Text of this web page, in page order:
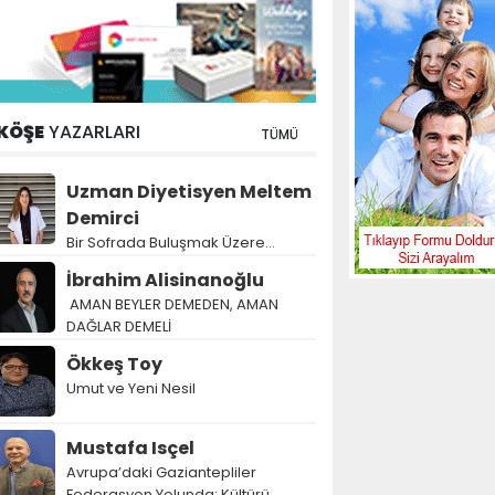
YAZARLARI TÜMÜ
Uzman Diyetisyen Meltem
Demirci
Bir Sofrada Buluşmak Üzere…
İbrahim Alisinanoğlu
AMAN BEYLER DEMEDEN, AMAN
DAĞLAR DEMELİ
Ökkeş Toy
Umut ve Yeni Nesil
Mustafa Isçel
Avrupa’daki Gaziantepliler